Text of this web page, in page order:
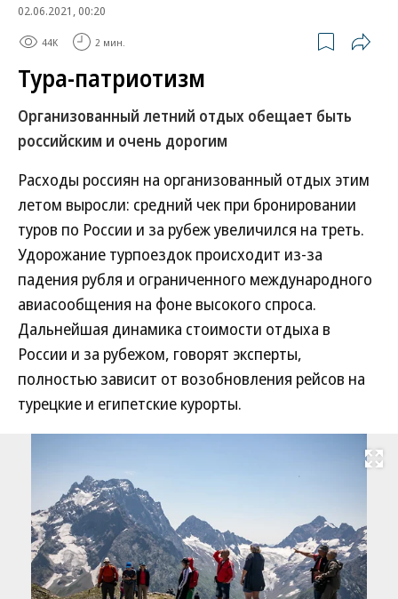
02.06.2021, 00:20
44K 2 мин.
Тура-патриотизм
Организованный летний отдых обещает быть
российским и очень дорогим
Расходы россиян на организованный отдых этим
летом выросли: средний чек при бронировании
туров по России и за рубеж увеличился на треть.
Удорожание турпоездок происходит из-за
падения рубля и ограниченного международного
авиасообщения на фоне высокого спроса.
Дальнейшая динамика стоимости отдыха в
России и за рубежом, говорят эксперты,
полностью зависит от возобновления рейсов на
турецкие и египетские курорты.
Развернуть